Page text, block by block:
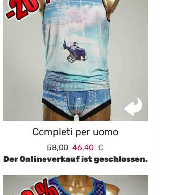
Completi per uomo
58,00 46,40 €
Der Onlineverkauf ist geschlossen.